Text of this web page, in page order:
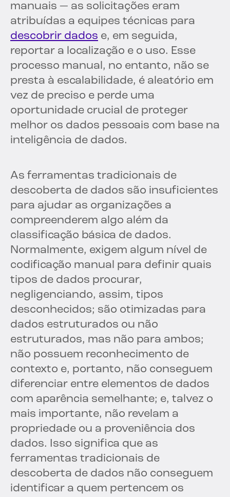
manuais — as solicitações eram
atribuídas a equipes técnicas para
descobrir dados e, em seguida,
reportar a localização e o uso. Esse
processo manual, no entanto, não se
presta à escalabilidade, é aleatório em
vez de preciso e perde uma
oportunidade crucial de proteger
melhor os dados pessoais com base na
inteligência de dados.
As ferramentas tradicionais de
descoberta de dados são insuficientes
para ajudar as organizações a
compreenderem algo além da
classificação básica de dados.
Normalmente, exigem algum nível de
codificação manual para definir quais
tipos de dados procurar,
negligenciando, assim, tipos
desconhecidos; são otimizadas para
dados estruturados ou não
estruturados, mas não para ambos;
não possuem reconhecimento de
contexto e, portanto, não conseguem
diferenciar entre elementos de dados
com aparência semelhante; e, talvez o
mais importante, não revelam a
propriedade ou a proveniência dos
dados. Isso significa que as
ferramentas tradicionais de
descoberta de dados não conseguem
identificar a quem pertencem os